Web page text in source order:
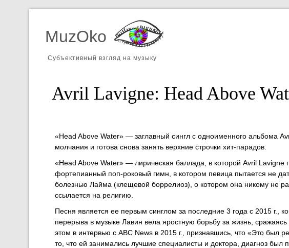
MuzOko
Субъективный взгляд на музыку
Avril Lavigne: Head Above
«Head Above Water» — заглавный сингл с одноименного альбома
молчания и готова снова занять верхние строчки хит-парадов.
«Head Above Water» — лирическая баллада, в которой Avril Lavigne
фортепианный поп-роковый гимн, в котором певица пытается не
болезнью Лайма (клещевой боррелиоз), о котором она никому не
ссылается на религию.
Песня является ее первым синглом за последние 3 года с 2015
перерыва в музыке Лавин вела яростную борьбу за жизнь,
этом в интервью с ABC News в 2015 г., признавшись, что «Это
то, что ей занимались лучшие специалисты и доктора, диагноз